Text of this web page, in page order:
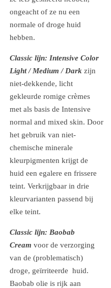
ongeacht of ze nu een
normale of droge huid
hebben.
Classic lijn: Intensive Color
Light / Medium / Dark zijn
niet-dekkende, licht
gekleurde romige crèmes
met als basis de Intensive
normal and mixed skin. Door
het gebruik van niet-
chemische minerale
kleurpigmenten krijgt de
huid een egalere en frissere
teint. Verkrijgbaar in drie
kleurvarianten passend bij
elke teint.
Classic lijn: Baobab
Cream voor de verzorging
van de (problematisch)
droge, geïrriteerde huid.
Baobab olie is rijk aan